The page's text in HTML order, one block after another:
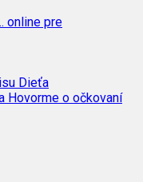
online pre
Dieťa
Hovorme o očkovaní